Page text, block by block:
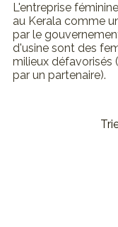
L'entreprise
au Kerala comme
par le
d'usine sont des
milieux défavorisés
par un partenaire).